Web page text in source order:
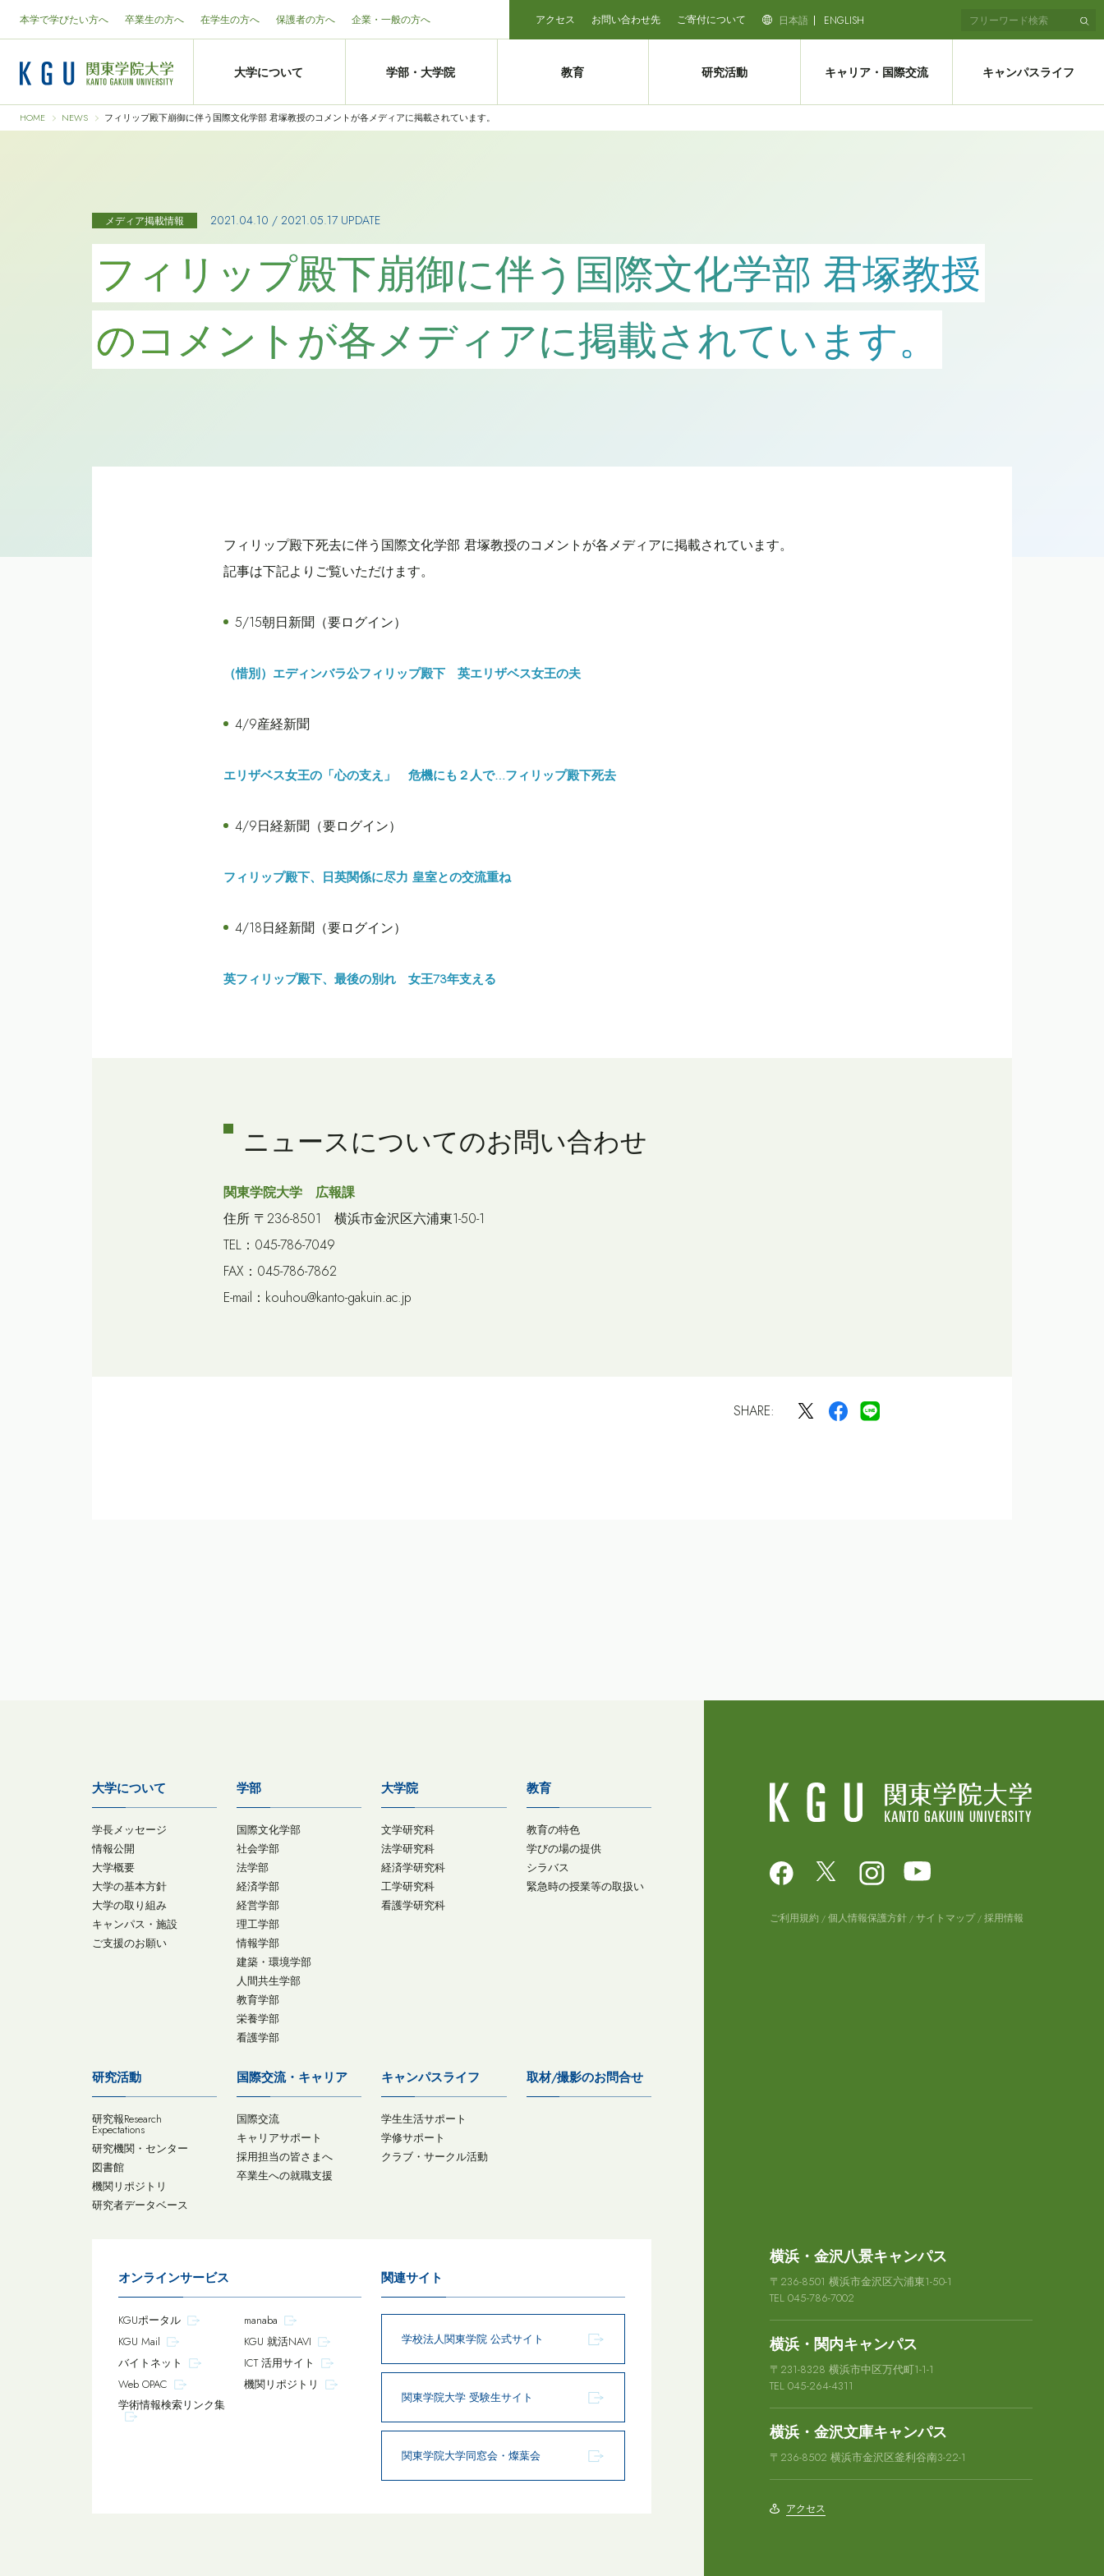
本学で学びたい方へ 卒業生の方へ 在学生の方へ 保護者の方へ 企業・一般の方へ アクセス お問い合わせ先 ご寄付について 日本語 ENGLISH
大学について 学部・大学院 教育 研究活動 キャリア・国際交流 キャンパスライフ
HOME NEWS フィリップ殿下崩御に伴う国際文化学部 君塚教授のコメントが各メディアに掲載されています。
メディア掲載情報 2021.04.10 / 2021.05.17 UPDATE
フィリップ殿下崩御に伴う国際文化学部 君塚教授
のコメントが各メディアに掲載されています。
フィリップ殿下死去に伴う国際文化学部 君塚教授のコメントが各メディアに掲載されています。
記事は下記よりご覧いただけます。
5/15朝日新聞（要ログイン）
（惜別）エディンバラ公フィリップ殿下 英エリザベス女王の夫
4/9産経新聞
エリザベス女王の「心の支え」 危機にも２人で…フィリップ殿下死去
4/9日経新聞（要ログイン）
フィリップ殿下、日英関係に尽力 皇室との交流重ね
4/18日経新聞（要ログイン）
英フィリップ殿下、最後の別れ 女王73年支える
ニュースについてのお問い合わせ
関東学院大学 広報課
住所 〒236-8501 横浜市金沢区六浦東1-50-1
TEL：045-786-7049
FAX：045-786-7862
E-mail：kouhou@kanto-gakuin.ac.jp
SHARE:
大学について
学長メッセージ
情報公開
大学概要
大学の基本方針
大学の取り組み
キャンパス・施設
ご支援のお願い
学部
国際文化学部
社会学部
法学部
経済学部
経営学部
理工学部
情報学部
建築・環境学部
人間共生学部
教育学部
栄養学部
看護学部
大学院
文学研究科
法学研究科
経済学研究科
工学研究科
看護学研究科
教育
教育の特色
学びの場の提供
シラバス
緊急時の授業等の取扱い
研究活動
研究報Research
Expectations
研究機関・センター
図書館
機関リポジトリ
研究者データベース
国際交流・キャリア
国際交流
キャリアサポート
採用担当の皆さまへ
卒業生への就職支援
キャンパスライフ
学生生活サポート
学修サポート
クラブ・サークル活動
取材/撮影のお問合せ
オンラインサービス
KGUポータル
manaba
KGU Mail
KGU 就活NAVI
バイトネット
ICT 活用サイト
Web OPAC
機関リポジトリ
学術情報検索リンク集
関連サイト
学校法人関東学院 公式サイト
関東学院大学 受験生サイト
関東学院大学同窓会・燦葉会
ご利用規約 個人情報保護方針 サイトマップ 採用情報
横浜・金沢八景キャンパス
〒236-8501 横浜市金沢区六浦東1-50-1
TEL 045-786-7002
横浜・関内キャンパス
〒231-8328 横浜市中区万代町1-1-1
TEL 045-264-4311
横浜・金沢文庫キャンパス
〒236-8502 横浜市金沢区釜利谷南3-22-1
アクセス